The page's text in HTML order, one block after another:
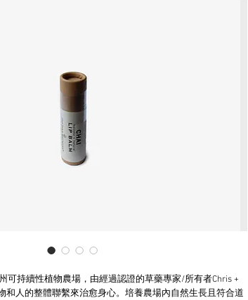
可持續性植物農場，由經過認證的草藥專家/所有者Chris +
和人的整體聯繫來治愈身心。培養農場內自然生長且符合道